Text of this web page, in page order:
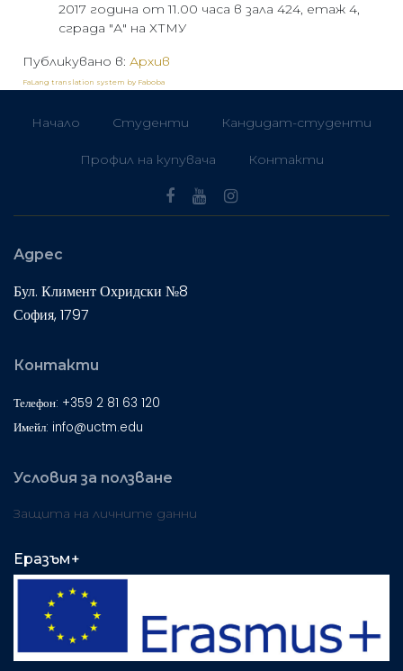
2017 година от 11.00 часа в зала 424, етаж 4,
сграда "А" на ХТМУ
Публикувано в: Архив
FaLang translation system by Faboba
Начало Студенти Кандидат-студенти
Профил на купувача Контакти
Адрес
Бул. Климент Охридски №8
София, 1797
Контакти
Телефон: +359 2 81 63 120
Имейл: info@uctm.edu
Условия за ползване
Защита на личните данни
Еразъм+